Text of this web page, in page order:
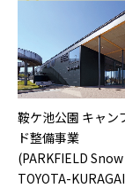
鞍ケ池公園 キャン
ド整備事業
(PARKFIELD
TOYOTA-